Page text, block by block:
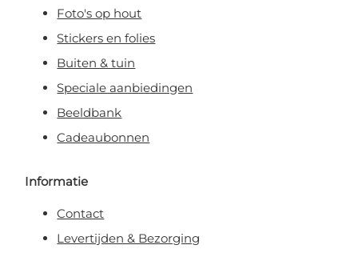
Foto's op hout
Stickers en folies
Buiten & tuin
Speciale aanbiedingen
Beeldbank
Cadeaubonnen
Informatie
Contact
Levertijden & Bezorging